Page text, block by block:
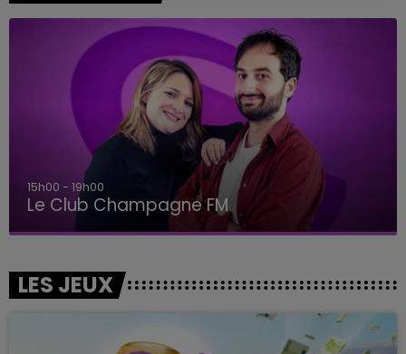
15h00 - 19h00
Le Club Champagne FM
LES JEUX